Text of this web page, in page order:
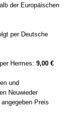
der Europäischen
per Deutsche
Hermes: 9,00 €
und
Neuwieder
Preis